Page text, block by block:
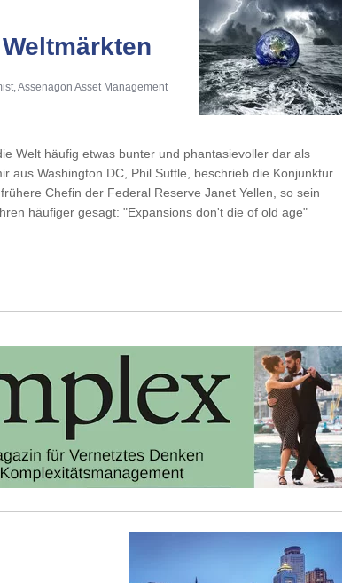
Assenagon Asset Management
Welt häufig etwas bunter und phantasievoller dar als
aus Washington DC, Phil Suttle, beschrieb die Konjunktur
Chefin der Federal Reserve Janet Yellen, so sein
häufiger gesagt: "Expansions don't die of old age"